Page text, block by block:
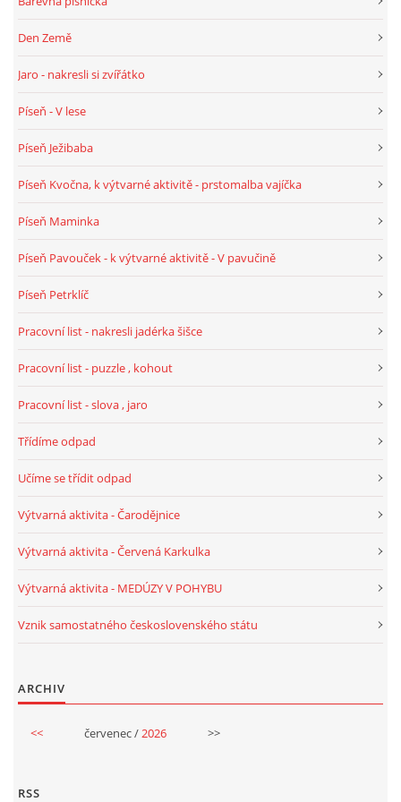
DUŠIČKY
SVATÝ MARTIN
SVATÁ KATEŘINA 25.LISTOPADU
SVATÁ BARBORA 4.12.
MIKULÁŠ, ČERTI
MASOPUST
SVĚTOVÝ DEN VODY 22. BŘEZEN
KREATIVNÍ OVOCNÉ A ZELENINOVÉ MLSÁNÍ
RECENZE NA KNIHY
MIKULÁŠSKÁ NADÍLKA
Den Země
Jaro - nakresli si zvířátko
Píseň - V lese
Píseň Ježibaba
Píseň Kvočna, k výtvarné aktivitě - prstomalba vajíčka
Píseň Maminka
Píseň Pavouček - k výtvarné aktivitě - V pavučině
Píseň Petrklíč
Pracovní list - nakresli jadérka šišce
Pracovní list - puzzle , kohout
Pracovní list - slova , jaro
Třídíme odpad
Učíme se třídit odpad
Výtvarná aktivita - Čarodějnice
Výtvarná aktivita - Červená Karkulka
Výtvarná aktivita - MEDÚZY V POHYBU
Vznik samostatného československého státu
ARCHIV
<< červenec /2026 >>
RSS